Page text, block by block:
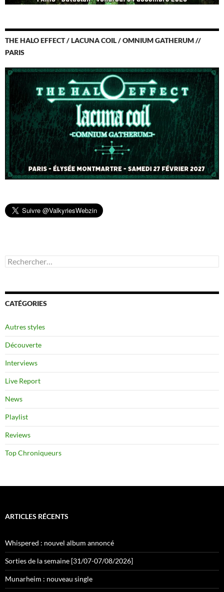
THE HALO EFFECT / LACUNA COIL / OMNIUM GATHERUM //
PARIS
Rechercher :
CATÉGORIES
Autres styles
Découverte
Interviews
Live Report
News
Playlist
Reviews
Top Chroniqueurs
ARTICLES RÉCENTS
Whispered : nouvel album annoncé
Sorties de la semaine [31/07-07/08/2026]
Munarheim : nouveau single